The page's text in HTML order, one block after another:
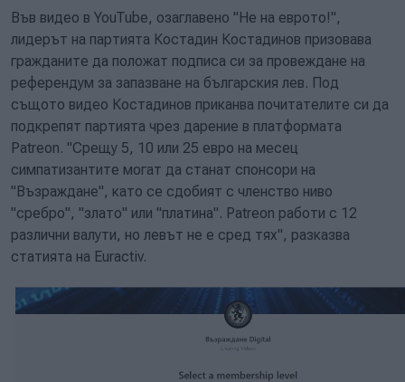
Във видео в YouTube, озаглавено "Не на еврото!",
лидерът на партията Костадин Костадинов призовава
гражданите да положат подписа си за провеждане на
референдум за запазване на българския лев. Под
същото видео Костадинов приканва почитателите си да
подкрепят партията чрез дарение в платформата
Patreon. "Срещу 5, 10 или 25 евро на месец
симпатизантите могат да станат спонсори на
"Възраждане", като се сдобият с членство ниво
"сребро", "злато" или "платина". Patreon работи с 12
различни валути, но левът не е сред тях", разказва
статията на Euractiv.